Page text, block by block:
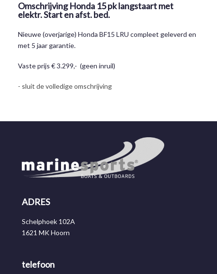
Omschrijving Honda 15 pk langstaart met
elektr. Start en afst. bed.
Nieuwe (overjarige) Honda BF15 LRU compleet geleverd en
met 5 jaar garantie.
Vaste prijs € 3.299,- (geen inruil)
- sluit de volledige omschrijving
ADRES
Schelphoek 102A
1621 MK Hoorn
telefoon